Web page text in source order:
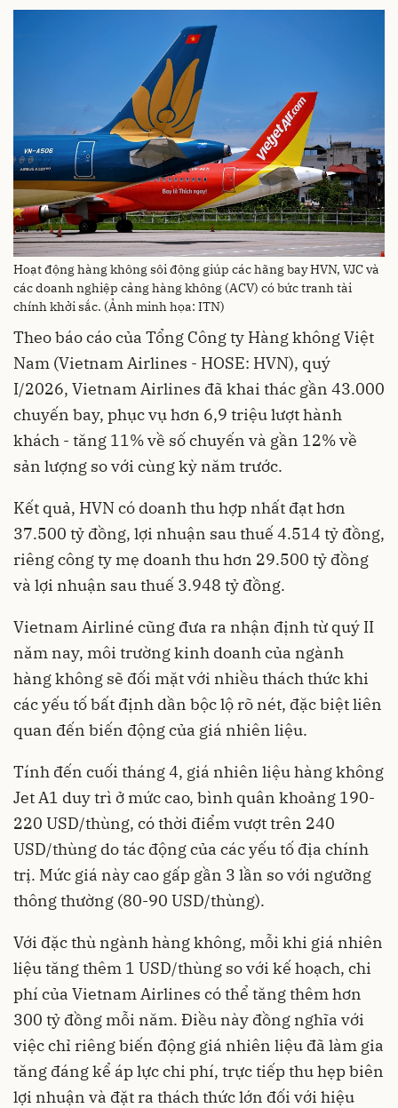
Hoạt động hàng không sôi động giúp các hãng bay HVN, VJC và
các doanh nghiệp cảng hàng không (ACV) có bức tranh tài
chính khởi sắc. (Ảnh minh họa: ITN)
Theo báo cáo của Tổng Công ty Hàng không Việt
Nam (Vietnam Airlines - HOSE: HVN), quý
I/2026, Vietnam Airlines đã khai thác gần 43.000
chuyến bay, phục vụ hơn 6,9 triệu lượt hành
khách - tăng 11% về số chuyến và gần 12% về
sản lượng so với cùng kỳ năm trước.
Kết quả, HVN có doanh thu hợp nhất đạt hơn
37.500 tỷ đồng, lợi nhuận sau thuế 4.514 tỷ đồng,
riêng công ty mẹ doanh thu hơn 29.500 tỷ đồng
và lợi nhuận sau thuế 3.948 tỷ đồng.
Vietnam Airliné cũng đưa ra nhận định từ quý II
năm nay, môi trường kinh doanh của ngành
hàng không sẽ đối mặt với nhiều thách thức khi
các yếu tố bất định dần bộc lộ rõ nét, đặc biệt liên
quan đến biến động của giá nhiên liệu.
Tính đến cuối tháng 4, giá nhiên liệu hàng không
Jet A1 duy trì ở mức cao, bình quân khoảng 190-
220 USD/thùng, có thời điểm vượt trên 240
USD/thùng do tác động của các yếu tố địa chính
trị. Mức giá này cao gấp gần 3 lần so với ngưỡng
thông thường (80-90 USD/thùng).
Với đặc thù ngành hàng không, mỗi khi giá nhiên
liệu tăng thêm 1 USD/thùng so với kế hoạch, chi
phí của Vietnam Airlines có thể tăng thêm hơn
300 tỷ đồng mỗi năm. Điều này đồng nghĩa với
việc chỉ riêng biến động giá nhiên liệu đã làm gia
tăng đáng kể áp lực chi phí, trực tiếp thu hẹp biên
lợi nhuận và đặt ra thách thức lớn đối với hiệu